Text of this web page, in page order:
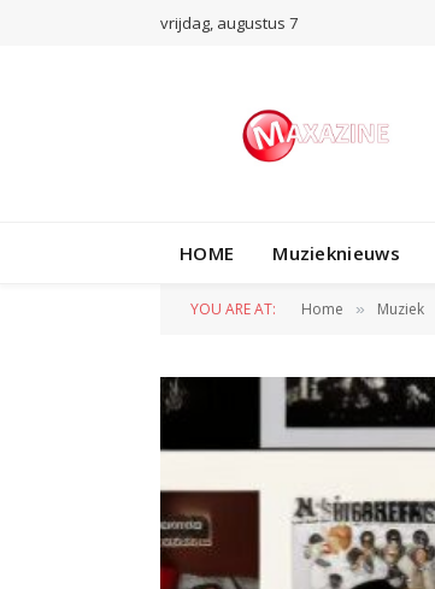
vrijdag, augustus 7
HOME Muzieknieuws
YOU ARE AT: Home » Muziek